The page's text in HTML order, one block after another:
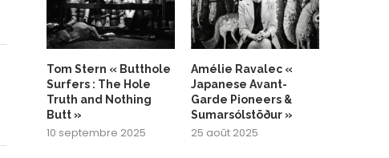
Tom Stern « Butthole
Surfers : The Hole
Truth and Nothing
Butt »
10 septembre 2025
Amélie Ravalec «
Japanese Avant-
Garde Pioneers &
Sumarsólstöður »
25 août 2025